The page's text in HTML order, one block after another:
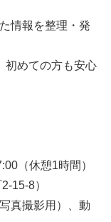
情報を整理・発
初めての方も安心
（休憩1時間）
15-8）
真撮影用）、動